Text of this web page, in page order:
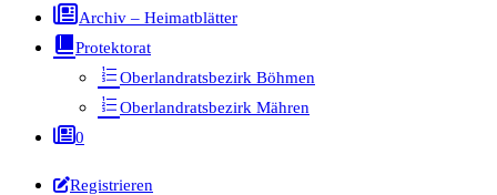
Archiv – Heimatblätter
Protektorat
Oberlandratsbezirk Böhmen
Oberlandratsbezirk Mähren
0
Registrieren